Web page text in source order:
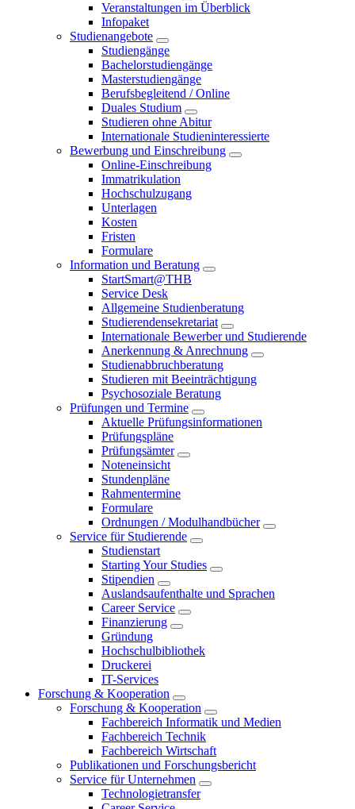
Veranstaltungen im Überblick
Infopaket
Studienangebote
Studiengänge
Bachelorstudiengänge
Masterstudiengänge
Berufsbegleitend / Online
Duales Studium
Studieren ohne Abitur
Internationale Studieninteressierte
Bewerbung und Einschreibung
Online-Einschreibung
Immatrikulation
Hochschulzugang
Unterlagen
Kosten
Fristen
Formulare
Information und Beratung
StartSmart@THB
Service Desk
Allgemeine Studienberatung
Studierendensekretariat
Internationale Bewerber und Studierende
Anerkennung & Anrechnung
Studienabbruchberatung
Studieren mit Beeinträchtigung
Psychosoziale Beratung
Prüfungen und Termine
Aktuelle Prüfungsinformationen
Prüfungspläne
Prüfungsämter
Noteneinsicht
Stundenpläne
Rahmentermine
Formulare
Ordnungen / Modulhandbücher
Service für Studierende
Studienstart
Starting Your Studies
Stipendien
Auslandsaufenthalte und Sprachen
Career Service
Finanzierung
Gründung
Hochschulbibliothek
Druckerei
IT-Services
Forschung & Kooperation
Forschung & Kooperation
Fachbereich Informatik und Medien
Fachbereich Technik
Fachbereich Wirtschaft
Publikationen und Forschungsbericht
Service für Unternehmen
Technologietransfer